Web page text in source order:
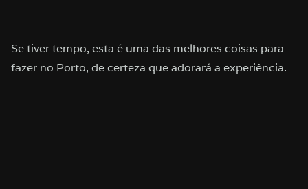
Se tiver tempo, esta é uma das melhores coisas para
fazer no Porto, de certeza que adorará a experiência.